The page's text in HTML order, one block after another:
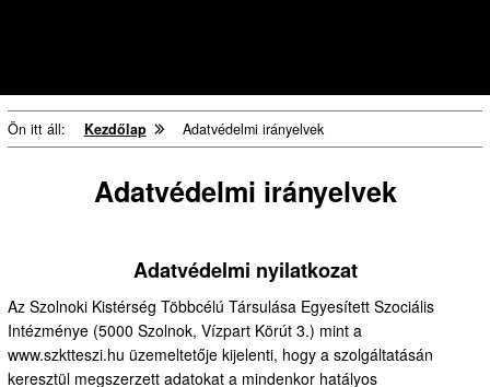
Ön itt áll: Kezdőlap Adatvédelmi irányelvek
Adatvédelmi irányelvek
Adatvédelmi nyilatkozat
Az Szolnoki Kistérség Többcélú Társulása Egyesített Szociális
Intézménye (5000 Szolnok, Vízpart Körút 3.) mint a
www.szktteszi.hu üzemeltetője kijelenti, hogy a szolgáltatásán
keresztül megszerzett adatokat a mindenkor hatályos